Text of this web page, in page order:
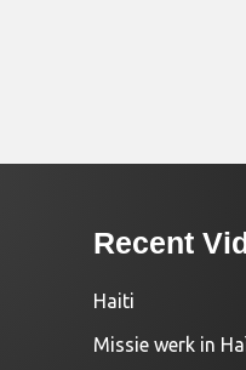
Recent
Haiti
Missie werk in